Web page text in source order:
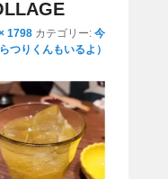
像
ビ
ー
シ
ョ
ン
1798 カテゴリー: 今
つりくんもいるよ）